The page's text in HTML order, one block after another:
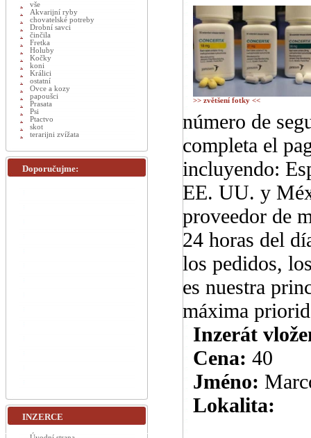
>> zvětšení fotky <<
número de
completa el
incluyendo:
EE. UU. y
proveedor de
24 horas del
los pedidos,
es nuestra
máxima
Inzerát
Cena: 40
Jméno:
Lokalita:
vše
Akvarijní ryby
chovatelské potreby
Drobní savci
činčila
Fretka
Holuby
Kočky
koni
Králici
ostatní
Ovce a kozy
papoušci
Prasata
Psi
Ptactvo
skot
terarijni zvížata
Doporučujme:
INZERCE